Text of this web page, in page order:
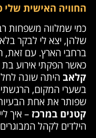
החוויה האישית שלי
כמי שמלווה משפחות
שלהן, יצא לי לבקר
ברחבי הארץ. עם זאת,
כאשר הפקתי אירוע
קלאב היתה שונה
בשערי המקום, הרגשתי
שפותר את אחת
קטנים במרכז – איך
הילדים לקהל